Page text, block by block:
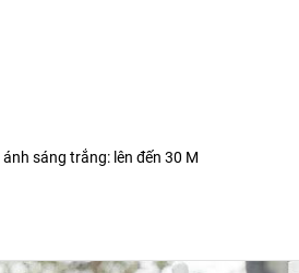
sáng trắng: lên đến 30 M